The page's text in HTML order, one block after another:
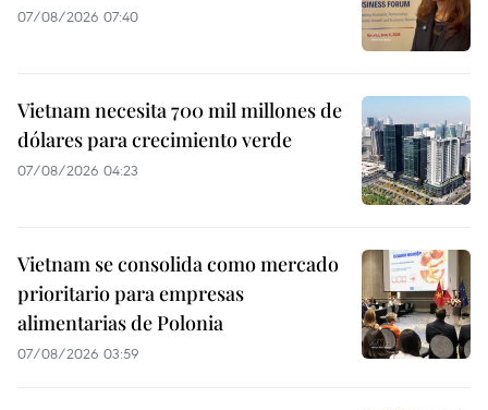
07/08/2026 07:40
Vietnam necesita 700 mil millones de
dólares para crecimiento verde
07/08/2026 04:23
Vietnam se consolida como mercado
prioritario para empresas
alimentarias de Polonia
07/08/2026 03:59